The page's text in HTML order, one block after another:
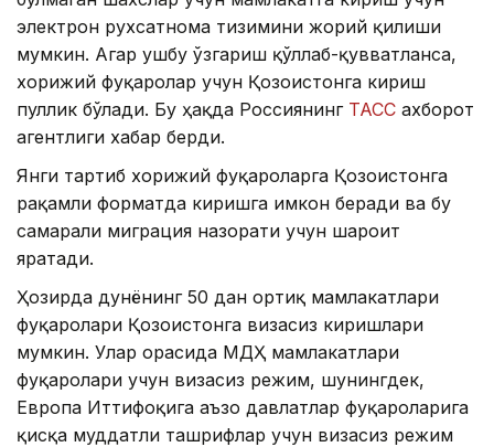
электрон рухсатнома тизимини жорий қилиши
мумкин. Агар ушбу ўзгариш қўллаб-қувватланса,
хорижий фуқаролар учун Қозоғистонга кириш
пуллик бўлади. Бу ҳақда Россиянинг ТАСС ахборот
агентлиги хабар берди.
Янги тартиб хорижий фуқароларга Қозоғистонга
рақамли форматда киришга имкон беради ва бу
самарали миграция назорати учун шароит
яратади.
Ҳозирда дунёнинг 50 дан ортиқ мамлакатлари
фуқаролари Қозоғистонга визасиз киришлари
мумкин. Улар орасида МДҲ мамлакатлари
фуқаролари учун визасиз режим, шунингдек,
Европа Иттифоқига аъзо давлатлар фуқароларига
қисқа муддатли ташрифлар учун визасиз режим